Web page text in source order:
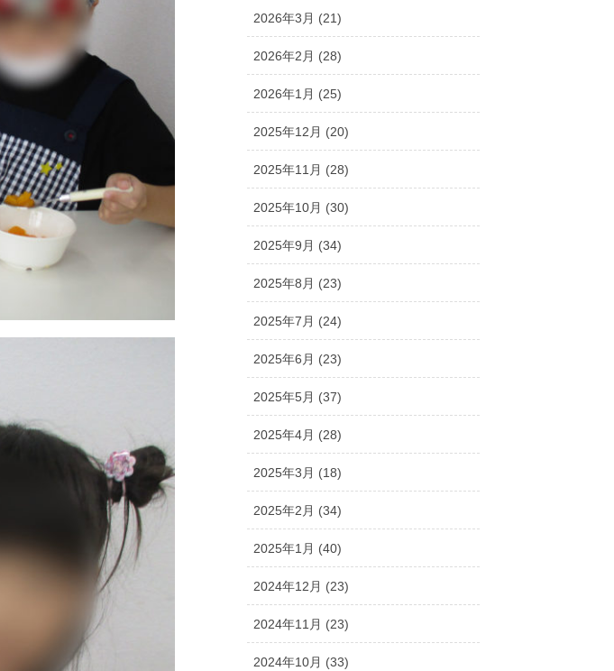
2026年3月 (21)
2026年2月 (28)
2026年1月 (25)
2025年12月 (20)
2025年11月 (28)
2025年10月 (30)
2025年9月 (34)
2025年8月 (23)
2025年7月 (24)
2025年6月 (23)
2025年5月 (37)
2025年4月 (28)
2025年3月 (18)
2025年2月 (34)
2025年1月 (40)
2024年12月 (23)
2024年11月 (23)
2024年10月 (33)